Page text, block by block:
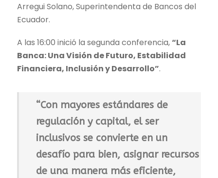
Arregui Solano, Superintendenta de Bancos del
Ecuador.
A las 16:00 inició la segunda conferencia,“La
Banca: Una Visión de Futuro, Estabilidad
Financiera, Inclusión y Desarrollo”.
“Con mayores estándares de
regulación y capital, el ser
inclusivos se convierte en un
desafío para bien, asignar recursos
de una manera más eficiente,